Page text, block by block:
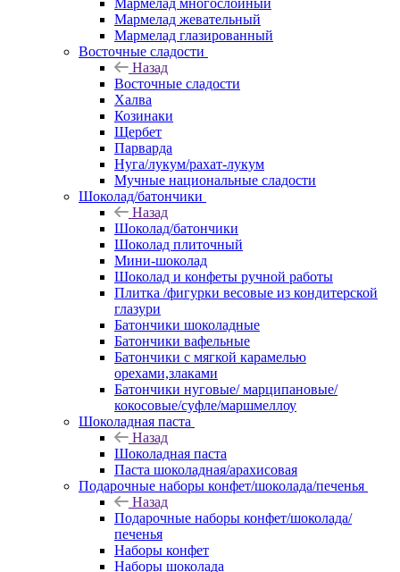
Мармелад многослойный
Мармелад жевательный
Мармелад глазированный
Восточные сладости
Назад
Восточные сладости
Халва
Козинаки
Щербет
Парварда
Нуга/лукум/рахат-лукум
Мучные национальные сладости
Шоколад/батончики
Назад
Шоколад/батончики
Шоколад плиточный
Мини-шоколад
Шоколад и конфеты ручной работы
Плитка /фигурки весовые из кондитерской
глазури
Батончики шоколадные
Батончики вафельные
Батончики с мягкой карамелью
орехами,злаками
Батончики нуговые/ марципановые/
кокосовые/суфле/маршмеллоу
Шоколадная паста
Назад
Шоколадная паста
Паста шоколадная/арахисовая
Подарочные наборы конфет/шоколада/печенья
Назад
Подарочные наборы конфет/шоколада/
печенья
Наборы конфет
Наборы шоколада